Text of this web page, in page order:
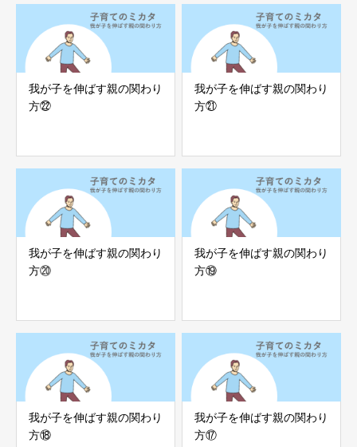
我が子を伸ばす親の関わり
方㉒
我が子を伸ばす親の関わり
方㉑
我が子を伸ばす親の関わり
方⑳
我が子を伸ばす親の関わり
方⑲
我が子を伸ばす親の関わり
方⑱
我が子を伸ばす親の関わり
方⑰